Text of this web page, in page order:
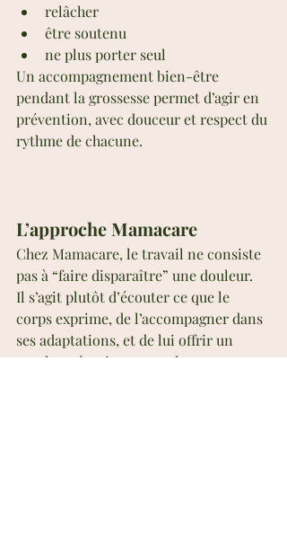
relâcher
être soutenu
ne plus porter seul
Un accompagnement bien-être
pendant la grossesse permet d’agir en
prévention, avec douceur et respect du
rythme de chacune.
L’approche Mamacare
Chez Mamacare, le travail ne consiste
pas à “faire disparaître” une douleur.
Il s’agit plutôt d’écouter ce que le
corps exprime, de l’accompagner dans
ses adaptations, et de lui offrir un
toucher sécurisant, enveloppant,